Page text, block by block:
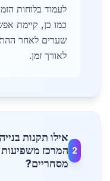
לעמוד בלוחות
כמו כן, קיימת
שערים לאחר
לאורך זמן.
2
אילו תקנות
המרכז
מסחריים?